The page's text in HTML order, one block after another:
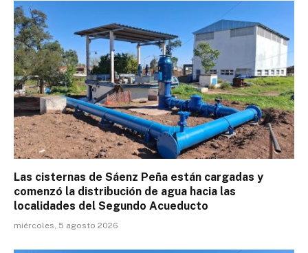
Las cisternas de Sáenz Peña están cargadas y
comenzó la distribución de agua hacia las
localidades del Segundo Acueducto
miércoles, 5 agosto 2026